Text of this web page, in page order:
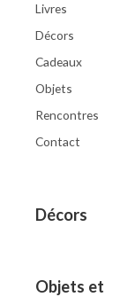
Livres
Décors
Cadeaux
Objets
Rencontres
Contact
Décors
Objets et